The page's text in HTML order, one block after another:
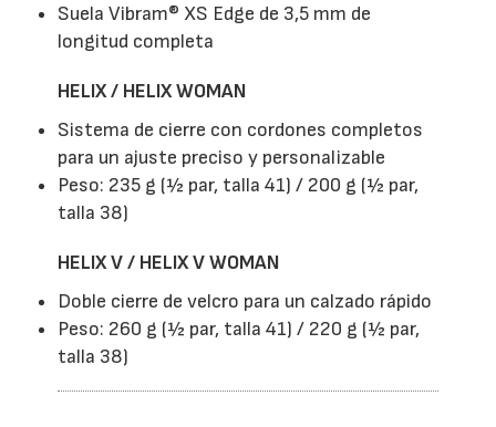
Suela Vibram® XS Edge de 3,5 mm de
longitud completa
HELIX / HELIX WOMAN
Sistema de cierre con cordones completos
para un ajuste preciso y personalizable
Peso: 235 g (½ par, talla 41) / 200 g (½ par,
talla 38)
HELIX V / HELIX V WOMAN
Doble cierre de velcro para un calzado rápido
Peso: 260 g (½ par, talla 41) / 220 g (½ par,
talla 38)